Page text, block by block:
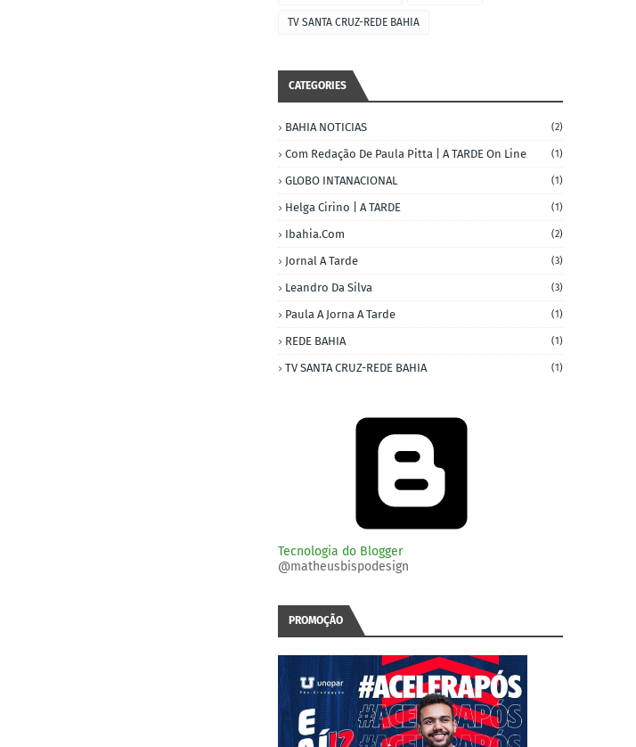
TV SANTA CRUZ-REDE BAHIA
CATEGORIES
BAHIA NOTICIAS (2)
Com Redação De Paula Pitta | A TARDE On Line (1)
GLOBO INTANACIONAL (1)
Helga Cirino | A TARDE (1)
Ibahia.com (2)
Jornal A Tarde (3)
Leandro Da Silva (3)
Paula A Jorna A Tarde (1)
REDE BAHIA (1)
TV SANTA CRUZ-REDE BAHIA (1)
Tecnologia do Blogger
@matheusbispodesign
PROMOÇÃO